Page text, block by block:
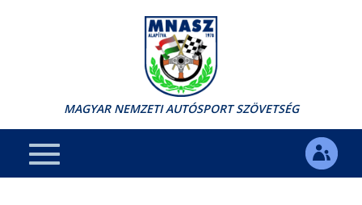
MAGYAR NEMZETI AUTÓSPORT SZÖVETSÉG